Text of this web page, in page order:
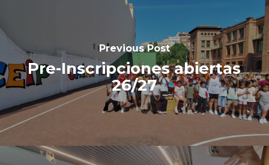
Previous Post
Pre-Inscripciones abiertas
26/27